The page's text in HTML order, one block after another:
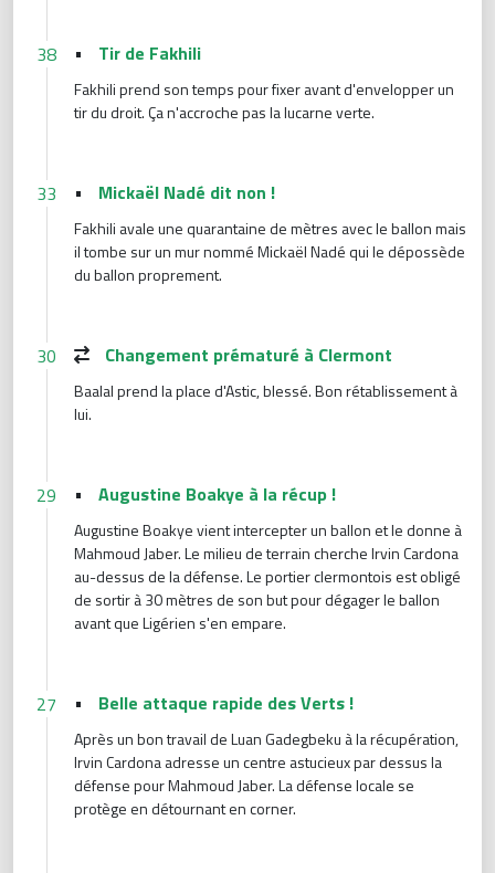
38 • Tir de Fakhili
Fakhili prend son temps pour fixer avant d'envelopper un
tir du droit. Ça n'accroche pas la lucarne verte.
33 • Mickaël Nadé dit non !
Fakhili avale une quarantaine de mètres avec le ballon mais
il tombe sur un mur nommé Mickaël Nadé qui le dépossède
du ballon proprement.
30 Changement prématuré à Clermont
Baalal prend la place d'Astic, blessé. Bon rétablissement à
lui.
29 • Augustine Boakye à la récup !
Augustine Boakye vient intercepter un ballon et le donne à
Mahmoud Jaber. Le milieu de terrain cherche Irvin Cardona
au-dessus de la défense. Le portier clermontois est obligé
de sortir à 30 mètres de son but pour dégager le ballon
avant que Ligérien s'en empare.
27 • Belle attaque rapide des Verts !
Après un bon travail de Luan Gadegbeku à la récupération,
Irvin Cardona adresse un centre astucieux par dessus la
défense pour Mahmoud Jaber. La défense locale se
protège en détournant en corner.